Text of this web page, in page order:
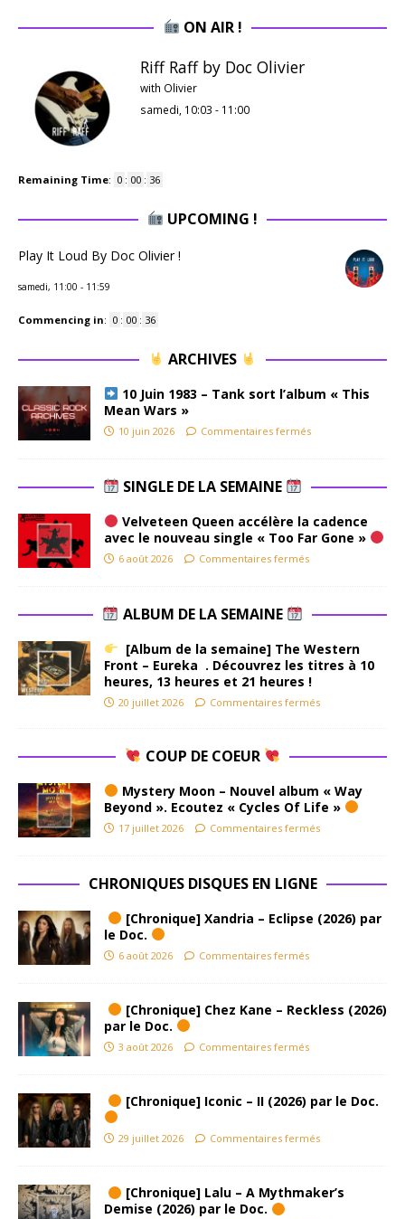
ON AIR !
Riff Raff by Doc Olivier
with Olivier
samedi, 10:03 - 11:00
Remaining Time: 0 : 00 : 35
UPCOMING !
Play It Loud By Doc Olivier !
samedi, 11:00 - 11:59
Commencing in: 0 : 00 : 35
ARCHIVES
10 Juin 1983 – Tank sort l’album « This
Mean Wars »
10 juin 2026 Commentaires fermés
SINGLE DE LA SEMAINE
Velveteen Queen accélère la cadence
avec le nouveau single « Too Far Gone »
6 août 2026 Commentaires fermés
ALBUM DE LA SEMAINE
[Album de la semaine] The Western
Front – Eureka . Découvrez les titres à 10
heures, 13 heures et 21 heures !
20 juillet 2026 Commentaires fermés
COUP DE COEUR
Mystery Moon – Nouvel album « Way
Beyond ». Ecoutez « Cycles Of Life »
17 juillet 2026 Commentaires fermés
CHRONIQUES DISQUES EN LIGNE
[Chronique] Xandria – Eclipse (2026) par
le Doc.
6 août 2026 Commentaires fermés
[Chronique] Chez Kane – Reckless (2026)
par le Doc.
3 août 2026 Commentaires fermés
[Chronique] Iconic – II (2026) par le Doc.
29 juillet 2026 Commentaires fermés
[Chronique] Lalu – A Mythmaker’s
Demise (2026) par le Doc.